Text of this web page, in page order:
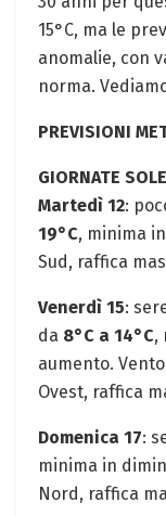
15°C, ma ‌le
anomalie, con
norma.
PREVISIONI
GIORNATE
Martedì 12:
19°C, ‌minima
Sud, raffica⁤
Venerdì 15:
da 8°C ⁣a 14°C,
aumento.
Ovest, raffica
Domenica 17:
minima in
Nord, raffica